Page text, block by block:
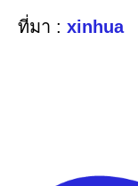
ที่มา : xinhua